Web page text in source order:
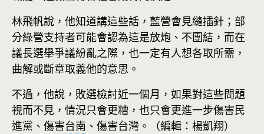
林飛帆說，他知道講這些話，藍營會見縫插針；部
分綠營支持者可能會認為這是放炮、不團結，而在
議長選舉爭議紛亂之際，也一定有人想各取所需，
曲解或斷章取義他的意思。
不過，他說，敗選檢討近一個月，如果對這些問題
視而不見，情況只會更糟，也只會更進一步傷害民
進黨、傷害台南 、傷害台灣。（編輯：楊凱翔）